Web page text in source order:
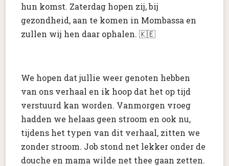
hun komst. Zaterdag hopen zij, bij
gezondheid, aan te komen in Mombassa en
zullen wij hen daar ophalen. 🇰🇪
We hopen dat jullie weer genoten hebben
van ons verhaal en ik hoop dat het op tijd
verstuurd kan worden. Vanmorgen vroeg
hadden we helaas geen stroom en ook nu,
tijdens het typen van dit verhaal, zitten we
zonder stroom. Job stond net lekker onder de
douche en mama wilde net thee gaan zetten.